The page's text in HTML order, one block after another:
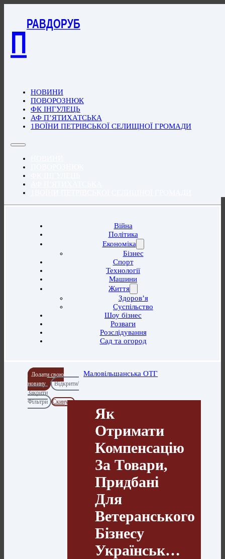
П
РАВДОРУБ
НОВИНИ
ПОВОРОЗНЮК
ФК ІНГУЛЕЦЬ
АФ П’ЯТИХАТСЬКА
1ВОЇНИ ПЕТРІВСЬКОЇ СЕЛИЩНОЇ ГРОМАДИ
Війна
Політика
Економіка
Бізнес
Спорт
Технології
Машини
Життя
Здоров’я
Суспільство
Шоу бізнес
Розваги
Розслідування
Сад та огород
Додати свою
новину
Відкрити/
Закрити
Фільтри
Скинути
Маловільшанська ОТГ
Як
Отримати
Компенсацію
За Товари,
Придбані
Для
Ветеранського
Бізнесу
Українськ…